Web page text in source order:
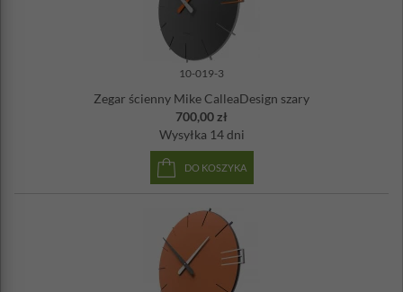
10-019-3
Zegar ścienny Mike CalleaDesign szary
700,00 zł
Wysyłka 14 dni
DO KOSZYKA